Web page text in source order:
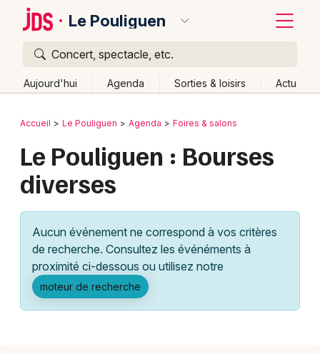
Le Pouliguen
Concert, spectacle, etc.
Aujourd'hui Agenda Sorties & loisirs Actu
Publier un événement
Grands événements
Activité & Expérience
Manifestations
Foires & salons
Bordeaux
Colmar
Lille
Lyon
Marseille
Mulhouse
Retour
Accueil Le Pouliguen Agenda Foires & salons
Le Pouliguen : Bourses
diverses
Aucun événement ne correspond à vos critères
de recherche. Consultez les événéments à
proximité ci-dessous ou utilisez notre
moteur de recherche
Quoi ?
Où ?
Pays de la Loire
Partout Près de moi Changer de lieu
Quand ?
Aujourd'hui
Demain Ce week-end Autre